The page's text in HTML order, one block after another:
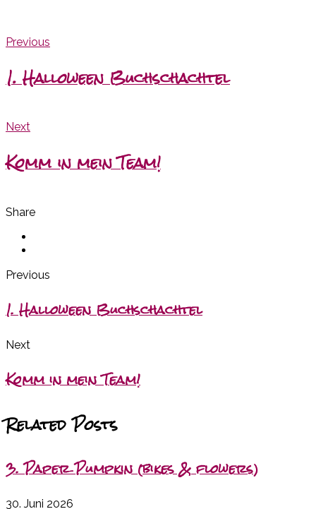
Previous
1. Halloween Buchschachtel
Next
Komm in mein Team!
Share
Previous
1. Halloween Buchschachtel
Next
Komm in mein Team!
Related Posts
3. Paper Pumpkin (bikes & flowers)
30. Juni 2026